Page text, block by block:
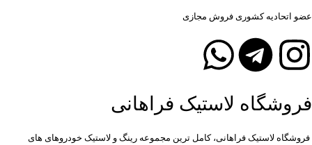
عضو اتحادیه کشوری فروش مجازی
فروشگاه لاستیک فراهانی
فروشگاه لاستیک فراهانی، کامل ترین مجموعه رینگ و لاستیک خودروهای های